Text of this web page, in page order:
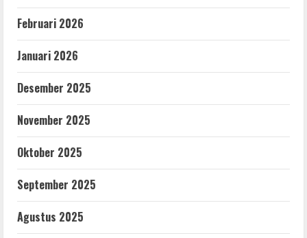
Februari 2026
Januari 2026
Desember 2025
November 2025
Oktober 2025
September 2025
Agustus 2025